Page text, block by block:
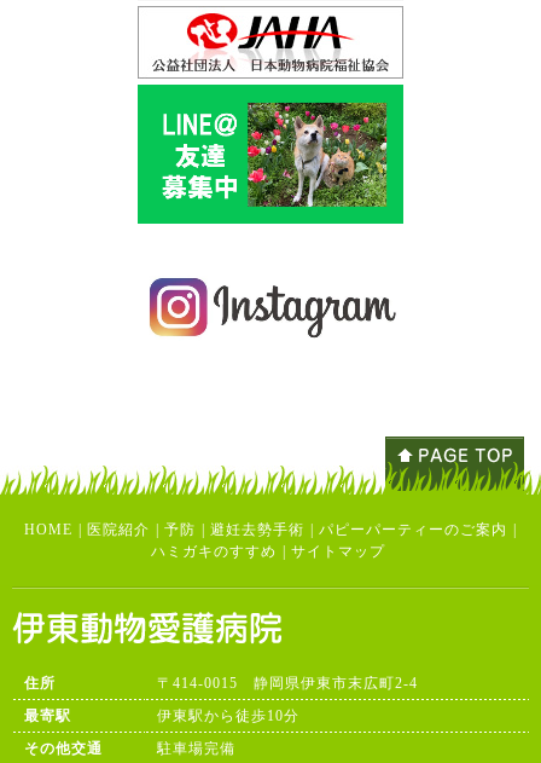
HOME | 医院紹介 | 予防 | 避妊去勢手術 | パピーパーティーのご案内 |
ハミガキのすすめ | サイトマップ
住所
〒414-0015 静岡県伊東市末広町2-4
最寄駅
伊東駅から徒歩10分
その他交通
駐車場完備